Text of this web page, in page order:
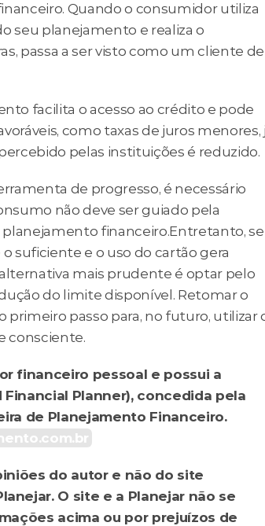
Quando o consumidor utiliza
seu planejamento e realiza o
passa a ser visto como um cliente de
facilita o acesso ao crédito e pode
como taxas de juros menores,
pelas instituições é reduzido.
de progresso, é necessário
não deve ser guiado pela
financeiro.Entretanto, se
suficiente e o uso do cartão gera
mais prudente é optar pelo
do limite disponível. Retomar o
primeiro passo para, no futuro, utilizar
consciente.
financeiro pessoal e possui a
Planner), concedida pela
de Planejamento Financeiro.
do autor e não do site
O site e a Planejar não se
acima ou por prejuízos de